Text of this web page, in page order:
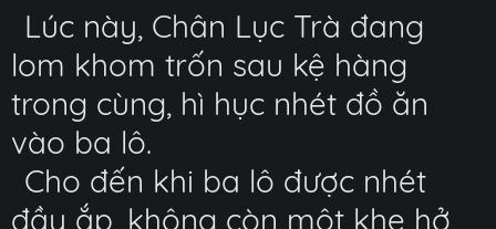
Lúc này, Chân Lục Trà đang
lom khom trốn sau kệ hàng
trong cùng, hì hục nhét đồ ăn
vào ba lô.
Cho đến khi ba lô được nhét
đầy ắp, không còn một khe hở